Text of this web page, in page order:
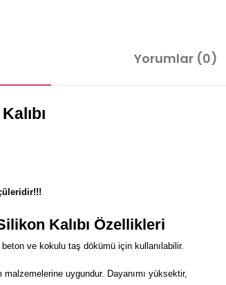
Yorumlar (0)
Kalıbı Özellikleri
ve kokulu taş dökümü için kullanılabilir.
uygundur. Dayanımı yüksektir,